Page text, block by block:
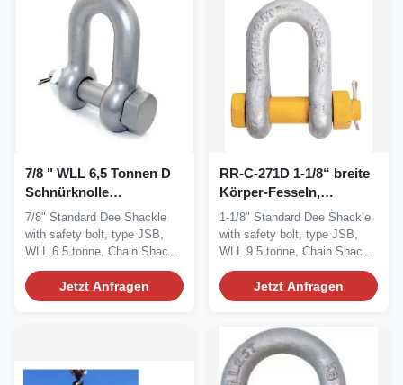
7/8 " WLL 6,5 Tonnen D
Schnürknolle
Schraubenschraubtyp,
Schwerlast D
Schnürknolle
7/8" Standard Dee Shackle
with safety bolt, type JSB,
WLL 6.5 tonne, Chain Shackle
Bolt type...
Jetzt Anfragen
RR-C-271D 1-1/8“ breite
Körper-Fesseln,
WERDEN 9500KG Dee
Shackles
1-1/8" Standard Dee Shackle
with safety bolt, type JSB,
WLL 9.5 tonne, Chain Shackle
Bolt...
Jetzt Anfragen